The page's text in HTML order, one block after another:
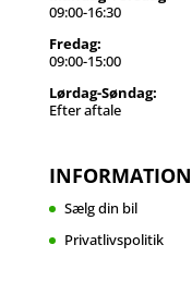
09:00-16:30
Fredag:
09:00-15:00
Lørdag-Søndag:
Efter aftale
INFORMATION
Sælg din bil
Privatlivspolitik